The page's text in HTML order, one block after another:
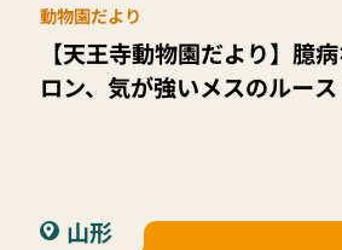
動物園だより
【天王寺動物園だより】臆
ロン、気が強いメスのルース
山形